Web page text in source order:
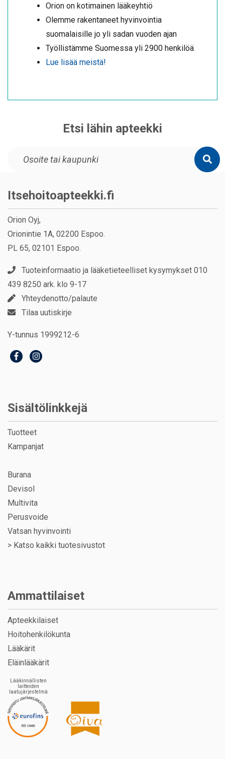
Orion on kotimainen lääkeyhtiö
Olemme rakentaneet hyvinvointia
suomalaisille jo yli sadan vuoden ajan
Työllistämme Suomessa yli 2900 henkilöä
Lue lisää meistä!
Etsi lähin apteekki
Itsehoitoapteekki.fi
Orion Oyj,
Orionintie 1A, 02200 Espoo.
PL 65, 02101 Espoo.
Tuoteinformaatio ja lääketieteelliset kysymykset 010
439 8250 ark. klo 9-17
Yhteydenotto/palaute
Tilaa uutiskirje
Y-tunnus 1999212-6
Sisältölinkkejä
Tuotteet
Kampanjat
Burana
Devisol
Multivita
Perusvoide
Vatsan hyvinvointi
> Katso kaikki tuotesivustot
Ammattilaiset
Apteekkilaiset
Hoitohenkilökunta
Lääkärit
Eläinlääkärit
Lääkinnällisten
laitteiden
laatujärjestelmä